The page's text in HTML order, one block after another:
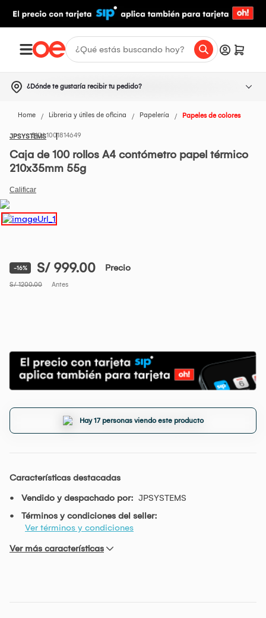
¿Dónde te gustaría recibir tu pedido?
Home Libreria y útiles de oficina Papelería Papeles de colores
JPSYSTEMS1001814649
Caja de 100 rollos A4 contómetro papel térmico
210x35mm 55g
-16% S/ 999.00 Precio
S/ 1200.00 Antes
Hay 17 personas viendo este producto
Características destacadas
Vendido y despachado por: JPSYSTEMS
Términos y condiciones del seller:
Ver términos y condiciones
Ver más características